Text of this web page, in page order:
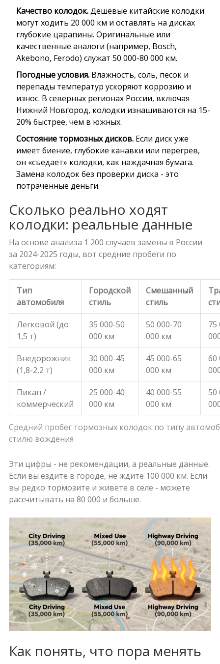
Качество колодок.Дешёвые китайские колодки
могут ходить 20 000 км и оставлять на дисках
глубокие царапины. Оригинальные или
качественные аналоги (например, Bosch,
Akebono, Ferodo) служат 50 000-80 000 км.
Погодные условия.Влажность, соль, песок и
перепады температур ускоряют коррозию и
износ. В северных регионах России, включая
Нижний Новгород, колодки изнашиваются на 15-
20% быстрее, чем в южных.
Состояние тормозных дисков.Если диск уже
имеет биение, глубокие канавки или перегрев,
он «съедает» колодки, как наждачная бумага.
Замена колодок без проверки диска - это
потраченные деньги.
Сколько реально ходят
колодки: реальные данные
На основе анализа 1 200 случаев замены в России
за 2024-2025 годы, вот средние пробеги по
категориям:
Средний пробег тормозных колодок по типу
стилю вождения
Тип
автомобиля
Городской
стиль
Смешанный
стиль
Легковой (до
1,5 т)
35 000-50
000 км
50 000-70
000 км
75
Внедорожник
(1,8-2,2 т)
30 000-45
000 км
45 000-65
000 км
60
Пикап /
коммерческий
25 000-40
000 км
40 000-55
000 км
50
Эти цифры - не рекомендации, а реальные данные.
Если вы ездите в городе, не ждите 100 000 км. Если
вы редко тормозите и живёте в селе - можете
рассчитывать на 80 000 и больше.
Как понять, что пора менять